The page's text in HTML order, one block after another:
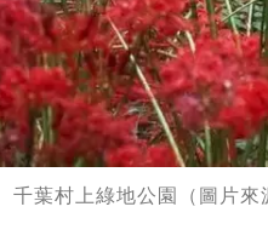
千葉村上綠地公園（圖片